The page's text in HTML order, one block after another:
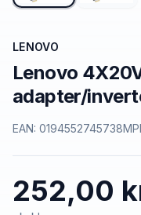
LENOVO
Lenovo
adapter/
EAN: 0194552745738
252,00